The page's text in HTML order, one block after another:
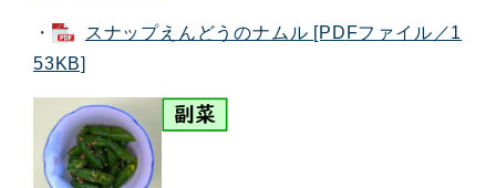
・
スナップえんどうのナムル [PDFファイル／1
53KB]